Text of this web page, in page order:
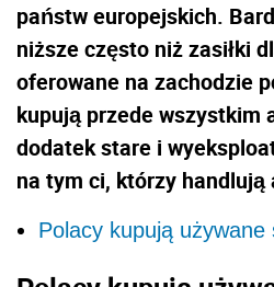
państw europejskich.
niższe często niż zasiłki
oferowane na zachodzie
kupują przede wszystkim
dodatek stare i
na tym ci, którzy handlują
Polacy kupują używane